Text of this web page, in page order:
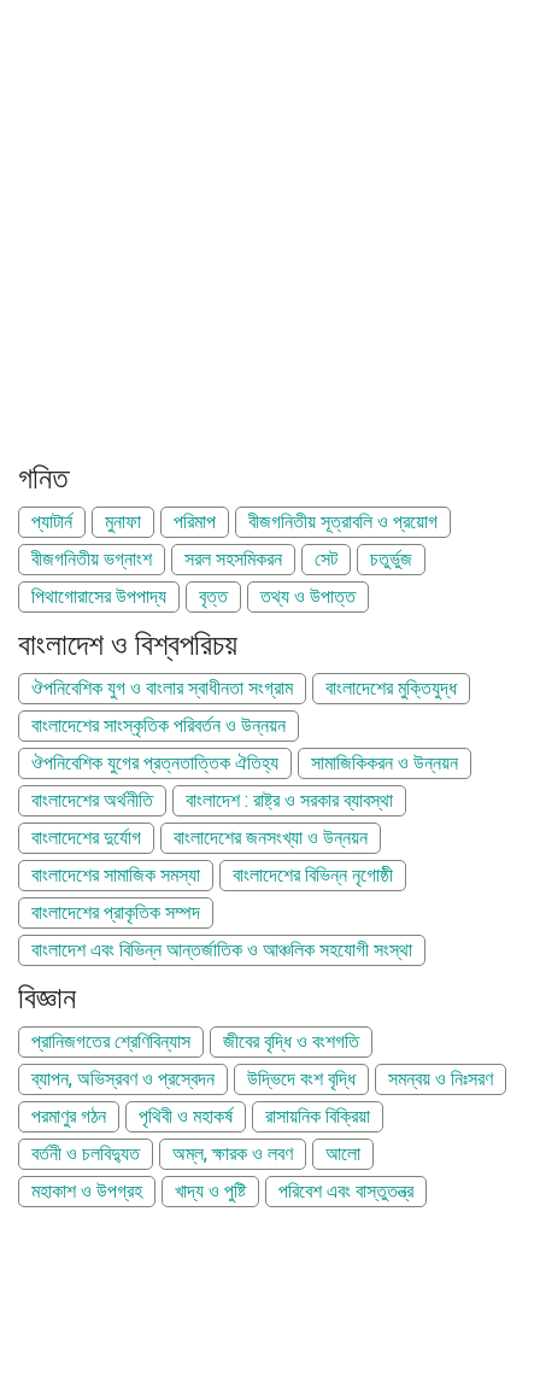
গনিত
প্যাটার্ন মুনাফা পরিমাপ
বীজগনিতীয় সূত্রাবলি ও প্রয়োগ
বীজগনিতীয় ভগ্নাংশ
সরল সহসমিকরন সেট
চতুর্ভুজ
পিথাগোরাসের উপপাদ্য
বৃত্ত তথ্য ও উপাত্ত
বাংলাদেশ ও বিশ্বপরিচয়
ঔপনিবেশিক যুগ ও বাংলার স্বাধীনতা সংগ্রাম
বাংলাদেশের মুক্তিযুদ্ধ
বাংলাদেশের সাংস্কৃতিক পরিবর্তন ও উন্নয়ন
ঔপনিবেশিক যুগের প্রত্নতাত্তিক ঐতিহ্য
সামাজিকিকরন ও উন্নয়ন
বাংলাদেশের অর্থনীতি
বাংলাদেশ : রাষ্ট্র ও সরকার ব্যাবস্থা
বাংলাদেশের দুর্যোগ
বাংলাদেশের জনসংখ্যা ও উন্নয়ন
বাংলাদেশের সামাজিক সমস্যা
বাংলাদেশের বিভিন্ন নৃগোষ্ঠী
বাংলাদেশের প্রাকৃতিক সম্পদ
বাংলাদেশ এবং বিভিন্ন আন্তর্জাতিক ও আঞ্চলিক সহযোগী সংস্থা
বিজ্ঞান
প্রানিজগতের শ্রেণিবিন্যাস
জীবের বৃদ্ধি ও বংশগতি
ব্যাপন, অভিস্রবণ ও প্রস্বেদন
উদ্ভিদে বংশ বৃদ্ধি
সমন্বয় ও নিঃসরণ
পরমাণুর গঠন
পৃথিবী ও মহাকর্ষ
রাসায়নিক বিক্রিয়া
বর্তনী ও চলবিদ্যুত
অম্ল, ক্ষারক ও লবণ
আলো
মহাকাশ ও উপগ্রহ
খাদ্য ও পুষ্টি পরিবেশ এবং বাস্তুতন্ত্র